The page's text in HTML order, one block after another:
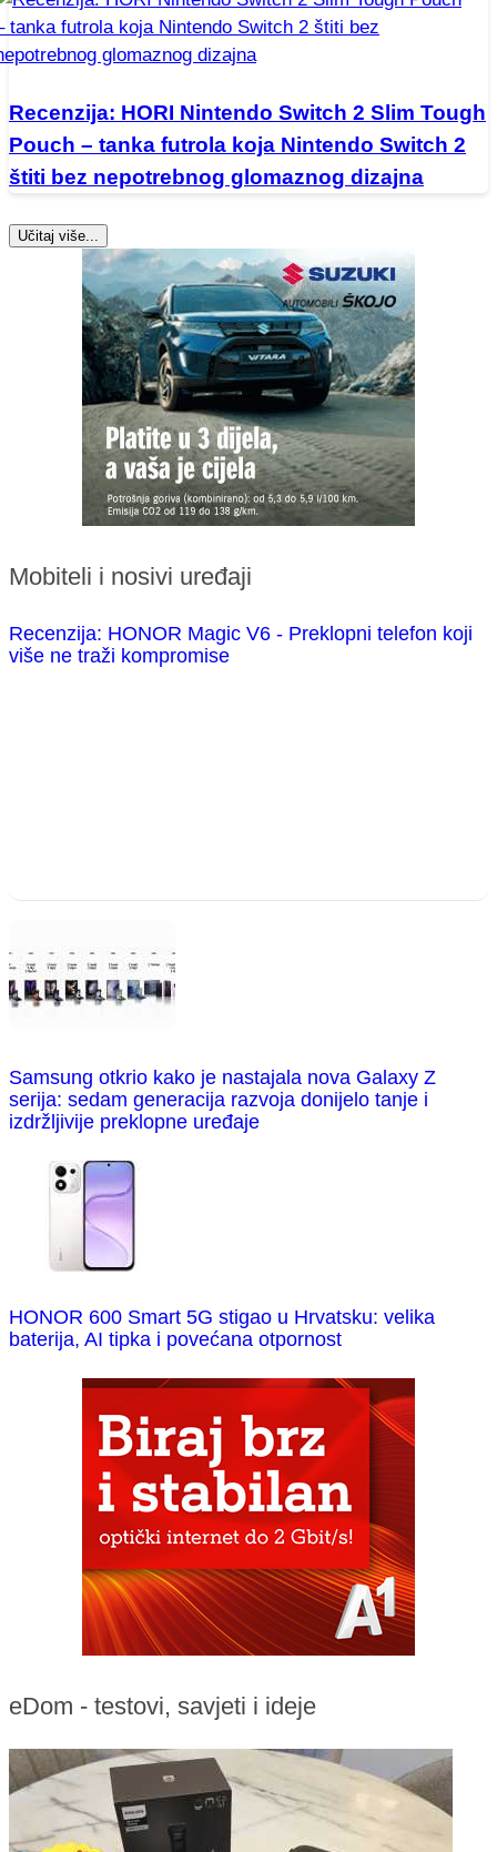
Recenzija: HORI Nintendo Switch 2 Slim Tough
Pouch – tanka futrola koja Nintendo Switch 2
štiti bez nepotrebnog glomaznog dizajna
Učitaj više...
Mobiteli i nosivi uređaji
Recenzija: HONOR Magic V6 - Preklopni telefon koji
više ne traži kompromise
Samsung otkrio kako je nastajala nova Galaxy Z
serija: sedam generacija razvoja donijelo tanje i
izdržljivije preklopne uređaje
HONOR 600 Smart 5G stigao u Hrvatsku: velika
baterija, AI tipka i povećana otpornost
eDom - testovi, savjeti i ideje